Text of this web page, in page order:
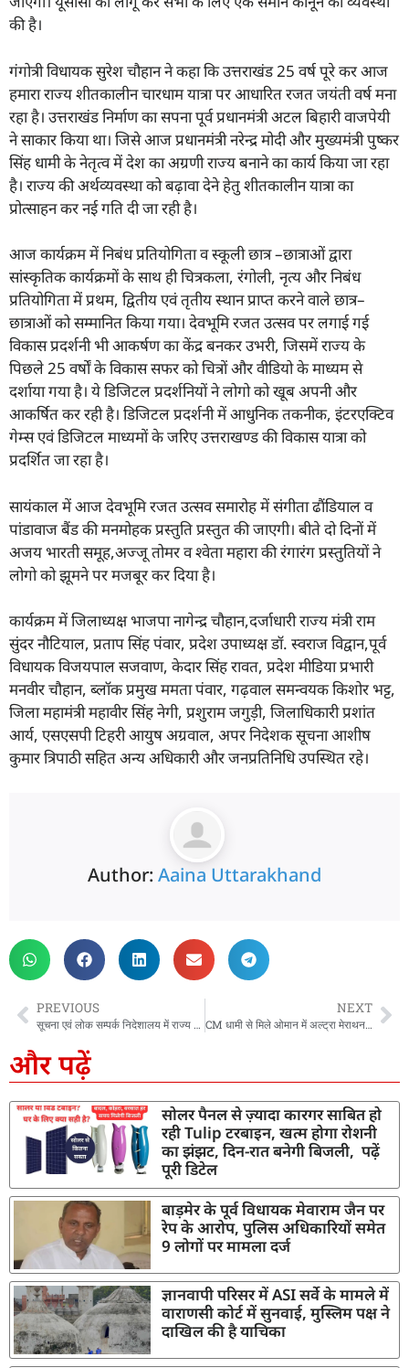
की है।
गंगोत्री विधायक सुरेश चौहान ने कहा कि उत्तराखंड 25 वर्ष पूरे कर आज
हमारा राज्य शीतकालीन चारधाम यात्रा पर आधारित रजत जयंती वर्ष मना
रहा है। उत्तराखंड निर्माण का सपना पूर्व प्रधानमंत्री अटल बिहारी वाजपेयी
ने साकार किया था। जिसे आज प्रधानमंत्री नरेन्द्र मोदी और मुख्यमंत्री पुष्कर
सिंह धामी के नेतृत्व में देश का अग्रणी राज्य बनाने का कार्य किया जा रहा
है। राज्य की अर्थव्यवस्था को बढ़ावा देने हेतु शीतकालीन यात्रा का
प्रोत्साहन कर नई गति दी जा रही है।
आज कार्यक्रम में निबंध प्रतियोगिता व स्कूली छात्र –छात्राओं द्वारा
सांस्कृतिक कार्यक्रमों के साथ ही चित्रकला, रंगोली, नृत्य और निबंध
प्रतियोगिता में प्रथम, द्वितीय एवं तृतीय स्थान प्राप्त करने वाले छात्र–
छात्राओं को सम्मानित किया गया। देवभूमि रजत उत्सव पर लगाई गई
विकास प्रदर्शनी भी आकर्षण का केंद्र बनकर उभरी, जिसमें राज्य के
पिछले 25 वर्षों के विकास सफर को चित्रों और वीडियो के माध्यम से
दर्शाया गया है। ये डिजिटल प्रदर्शनियों ने लोगो को खूब अपनी और
आकर्षित कर रही है। डिजिटल प्रदर्शनी में आधुनिक तकनीक, इंटरएक्टिव
गेम्स एवं डिजिटल माध्यमों के जरिए उत्तराखण्ड की विकास यात्रा को
प्रदर्शित जा रहा है।
सायंकाल में आज देवभूमि रजत उत्सव समारोह में संगीता ढौंडियाल व
पांडावाज बैंड की मनमोहक प्रस्तुति प्रस्तुत की जाएगी। बीते दो दिनों में
अजय भारती समूह,अज्जू तोमर व श्वेता महारा की रंगारंग प्रस्तुतियों ने
लोगो को झूमने पर मजबूर कर दिया है।
कार्यक्रम में जिलाध्यक्ष भाजपा नागेन्द्र चौहान,दर्जाधारी राज्य मंत्री राम
सुंदर नौटियाल, प्रताप सिंह पंवार, प्रदेश उपाध्यक्ष डॉ. स्वराज विद्वान,पूर्व
विधायक विजयपाल सजवाण, केदार सिंह रावत, प्रदेश मीडिया प्रभारी
मनवीर चौहान, ब्लॉक प्रमुख ममता पंवार, गढ़वाल समन्वयक किशोर भट्ट,
जिला महामंत्री महावीर सिंह नेगी, प्रशुराम जगुड़ी, जिलाधिकारी प्रशांत
आर्य, एसएसपी टिहरी आयुष अग्रवाल, अपर निदेशक सूचना आशीष
कुमार त्रिपाठी सहित अन्य अधिकारी और जनप्रतिनिधि उपस्थित रहे।
Author: Aaina Uttarakhand
PREVIOUS
सूचना एवं लोक सम्पर्क निदेशालय में राज्य आंदोलनकारी स्व. इंद्रमणि बडोनी की जयंती पर श्रद्धांजलि सभा का आयोजन
NEXT
CM धामी से मिले ओमान में अल्ट्रा मेराथन जीतने वाले भूतपूर्व सैनिक कलम बिष्ट, CM ने किया बिष्ट को सम्मानित
और पढ़ें
सोलर पैनल से ज़्यादा कारगर साबित हो
रही Tulip टरबाइन, खत्म होगा रोशनी
का झंझट, दिन-रात बनेगी बिजली, पढ़ें
पूरी डिटेल
बाड़मेर के पूर्व विधायक मेवाराम जैन पर
रेप के आरोप, पुलिस अधिकारियों समेत
9 लोगों पर मामला दर्ज
ज्ञानवापी परिसर में ASI सर्वे के मामले में
वाराणसी कोर्ट में सुनवाई, मुस्लिम पक्ष ने
दाखिल की है याचिका